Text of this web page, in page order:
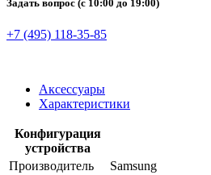
Задать вопрос (с 10:00 до 19:00)
+7 (495) 118-35-85
Аксессуары
Характеристики
Конфигурация
устройства
Производитель
Samsung